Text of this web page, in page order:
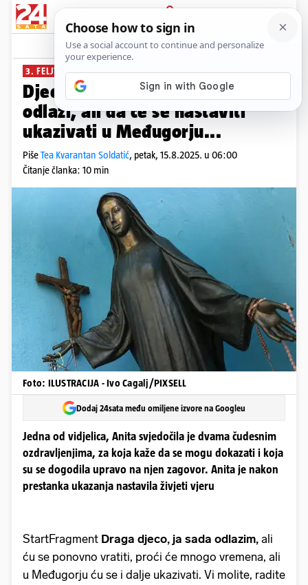
PRIJAVA
News Komentari
3. FELJTON GOSPA U GALI
Djeci u Gali Gospa je rekla da
odlazi, ali da će se nastaviti
ukazivati u Međugorju...
PišeTea Kvarantan Soldatić, petak, 15.8.2025. u 06:00
Čitanje članka: 10 min
Foto: ILUSTRACIJA - Ivo Cagalj/PIXSELL
Dodaj 24sata među omiljene izvore na Googleu
Jedna od vidjelica, Anita svjedočila je dvama čudesnim
ozdravljenjima, za koja kaže da se mogu dokazati i koja
su se dogodila upravo na njen zagovor. Anita je nakon
prestanka ukazanja nastavila živjeti vjeru
StartFragment Draga djeco, ja sada odlazim, ali
ću se ponovno vratiti, proći će mnogo vremena, ali
u Međugorju ću se i dalje ukazivati. Vi molite, radite